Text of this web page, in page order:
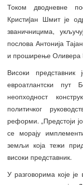
Током дводневне
Кристиjан Шмит је
званичницима,
послова Антонија
и проширење Оливера
Високи представник
евроатлантски пут
неопходност
политичког
реформи. „Предстоји
се морају
земљи која тежи
високи представник.
У разговорима које је